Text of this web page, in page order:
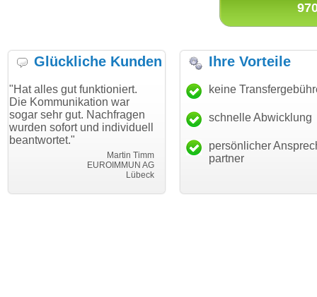
Glückliche Kunden
funktioniert.
war
Nachfragen
und individuell
EUROIMMUN AG
"Danke für den schnellen
Transfer und guten Service!"
Thomas Schäfer
i can eckert communication GmbH
"Ich bin
haben.
mein
Ihre Vorteile
keine
schnelle Abwicklung
persönlicher
partner